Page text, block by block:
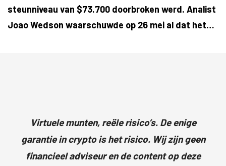
steunniveau van $73.700 doorbroken werd. Analist
Joao Wedson waarschuwde op 26 mei al dat het…
Virtuele munten, reële risico’s. De enige
garantie in crypto is het risico. Wij zijn geen
financieel adviseur en de content op deze